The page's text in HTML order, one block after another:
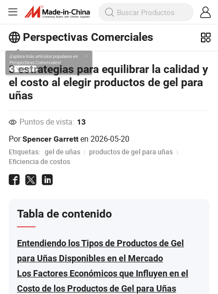
Perspectivas Comerciales
¡Explora más artículos populares en
Perspectivas Comerciales!
Ver Más
3 estrategias para equilibrar la calidad y
el costo al elegir productos de gel para
uñas
Puntos de vista: 13
PorSpencer Garrett en2026-05-20
Etiquetas: gel de uñas
productos de gel para uñas
Eficiencia de costos
Tabla de contenido
Entendiendo los Tipos de Productos de Gel
para Uñas Disponibles en el Mercado
Los Factores Económicos que Influyen en el
Costo de los Productos de Gel para Uñas